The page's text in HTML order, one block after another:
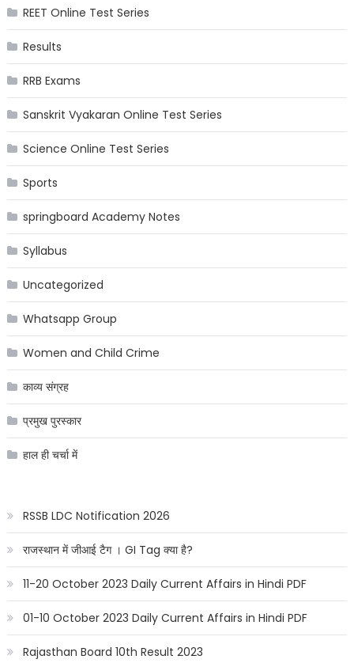
REET Online Test Series
Results
RRB Exams
Sanskrit Vyakaran Online Test Series
Science Online Test Series
Sports
springboard Academy Notes
Syllabus
Uncategorized
Whatsapp Group
Women and Child Crime
काव्य संग्रह
प्रमुख पुरस्कार
हाल ही चर्चा में
RSSB LDC Notification 2026
राजस्थान में जीआई टैग । GI Tag क्या है?
11-20 October 2023 Daily Current Affairs in Hindi PDF
01-10 October 2023 Daily Current Affairs in Hindi PDF
Rajasthan Board 10th Result 2023